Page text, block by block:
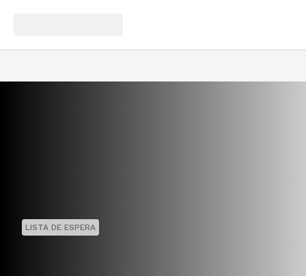
LISTA DE ESPERA